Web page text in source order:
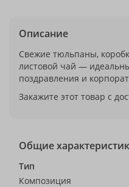
Описание
Свежие тюльпаны,
листовой чай —
поздравления и
Закажите этот товар с
Общие
Тип
Композиция